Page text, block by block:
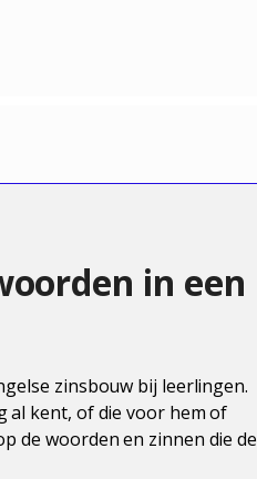
in een
zinsbouw bij leerlingen.
al kent, of die voor hem of
de woorden en zinnen die de